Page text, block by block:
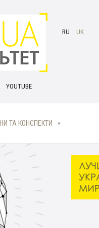
YOUTUBE
RU UK
ТА КОНСПЕКТИ